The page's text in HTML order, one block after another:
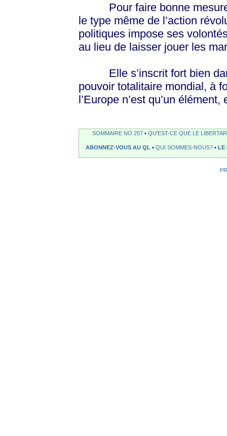
Pour faire bonne mesure,
le type même de l’action
politiques impose ses
au lieu de laisser jouer les
Elle s’inscrit fort bien
pouvoir totalitaire mondial, à
l’Europe n’est qu’un
SOMMAIRE NO 257• QU'EST-CE QUE LE
ABONNEZ-VOUS AU QL • QUI SOMMES-NOUS?• LE